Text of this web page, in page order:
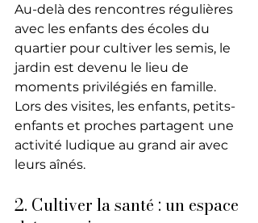
Au-delà des rencontres régulières
avec les enfants des écoles du
quartier pour cultiver les semis, le
jardin est devenu le lieu de
moments privilégiés en famille.
Lors des visites, les enfants, petits-
enfants et proches partagent une
activité ludique au grand air avec
leurs aînés.
2. Cultiver la santé : un espace